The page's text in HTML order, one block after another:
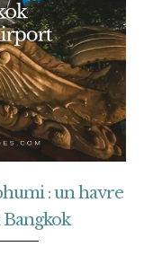
: un havre
Bangkok